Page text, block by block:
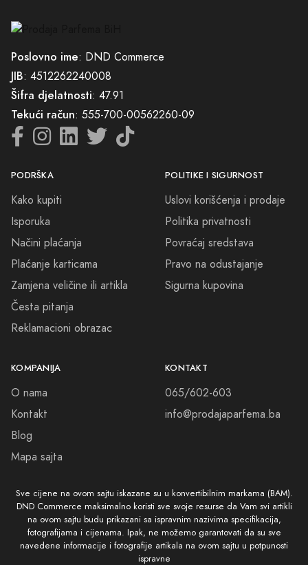
Poslovno ime: DND Commerce
JIB: 4512262240008
Šifra djelatnosti: 47.91
Tekući račun: 555-700-00562260-09
PODRŠKA
Kako kupiti
Isporuka
Načini plaćanja
Plaćanje karticama
Zamjena veličine ili artikla
Česta pitanja
Reklamacioni obrazac
POLITIKE I SIGURNOST
Uslovi korišćenja i prodaje
Politika privatnosti
Povraćaj sredstava
Pravo na odustajanje
Sigurna kupovina
KOMPANIJA
O nama
Kontakt
Blog
Mapa sajta
KONTAKT
065/602-603
info@prodajaparfema.ba
Sve cijene na ovom sajtu iskazane su u konvertibilnim markama (BAM).
DND Commerce maksimalno koristi sve svoje resurse da Vam svi artikli
na ovom sajtu budu prikazani sa ispravnim nazivima specifikacija,
fotografijama i cijenama. Ipak, ne možemo garantovati da su sve
navedene informacije i fotografije artikala na ovom sajtu u potpunosti
ispravne